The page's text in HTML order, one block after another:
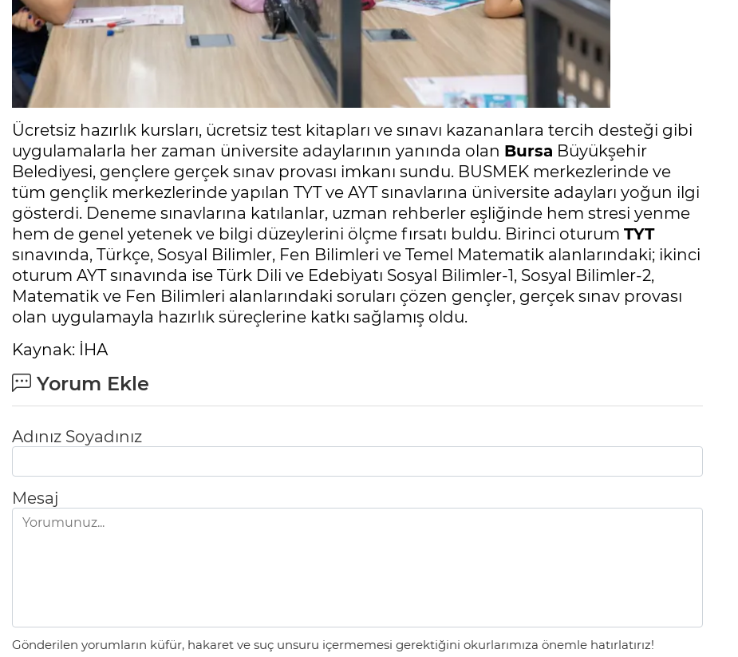
Ücretsiz hazırlık kursları, ücretsiz test kitapları ve sınavı kazananlara tercih desteği gibi
uygulamalarla her zaman üniversite adaylarının yanında olan Bursa Büyükşehir
Belediyesi, gençlere gerçek sınav provası imkanı sundu. BUSMEK merkezlerinde ve
tüm gençlik merkezlerinde yapılan TYT ve AYT sınavlarına üniversite adayları yoğun ilgi
gösterdi. Deneme sınavlarına katılanlar, uzman rehberler eşliğinde hem stresi yenme
hem de genel yetenek ve bilgi düzeylerini ölçme fırsatı buldu. Birinci oturum TYT
sınavında, Türkçe, Sosyal Bilimler, Fen Bilimleri ve Temel Matematik alanlarındaki; ikinci
oturum AYT sınavında ise Türk Dili ve Edebiyatı Sosyal Bilimler-1, Sosyal Bilimler-2,
Matematik ve Fen Bilimleri alanlarındaki soruları çözen gençler, gerçek sınav provası
olan uygulamayla hazırlık süreçlerine katkı sağlamış oldu.
Kaynak: İHA
Yorum Ekle
Adınız Soyadınız
Mesaj
Gönderilen yorumların küfür, hakaret ve suç unsuru içermemesi gerektiğini okurlarımıza önemle hatırlatırız!